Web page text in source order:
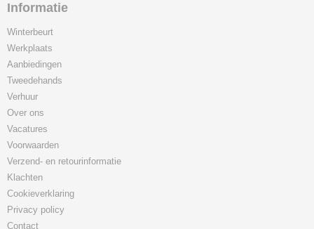
Informatie
Winterbeurt
Werkplaats
Aanbiedingen
Tweedehands
Verhuur
Over ons
Vacatures
Voorwaarden
Verzend- en retourinformatie
Klachten
Cookieverklaring
Privacy policy
Contact